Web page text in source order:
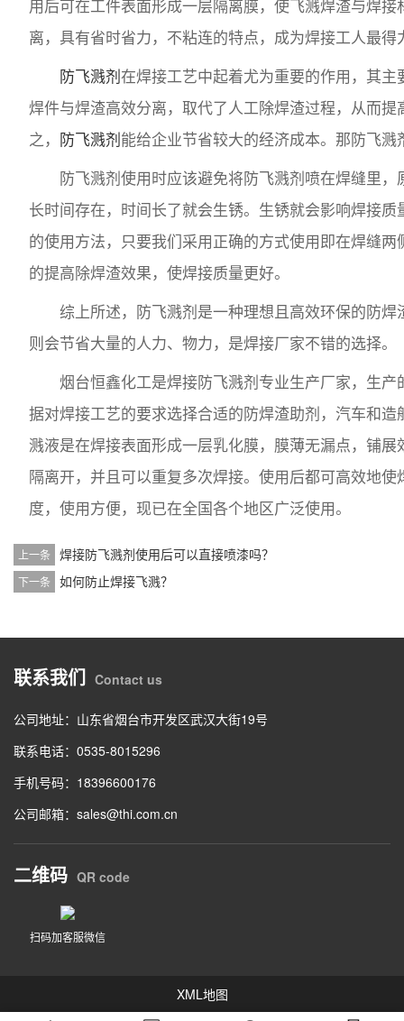
用后可在工件表面形成一层隔离膜，使飞溅焊渣与焊接
离，具有省时省力，不粘连的特点，成为焊接工人最得
防飞溅剂 在焊接工艺中起着尤为重要的作用，其主
焊件与焊渣高效分离，取代了人工除焊渣过程，从而
之，
防飞溅剂 能给企业节省较大的经济成本。那防飞
防飞溅剂使用时应该避免将防飞溅剂喷在焊缝里
长时间存在，时间长了就会生锈。生锈就会影响焊接
的使用方法，只要我们采用正确的方式使用即在焊缝
的提高除焊渣效果，使焊接质量更好。
综上所述，防飞溅剂是一种理想且高效环保的防
则会节省大量的人力、物力，是焊接厂家不错的选择。
烟台恒鑫化工是焊接防飞溅剂 专业生产厂家，生产
据对焊接工艺的要求选择合适的防焊渣助剂，汽车和造
溅液是在焊接表面形成一层乳化膜，膜薄无漏点，铺
隔离开，并且可以重复多次焊接。使用后都可高效地
度，使用方便，现已在全国各个地区广泛使用。
上一条 焊接防飞溅剂使用后可以直接喷漆吗？
下一条 如何防止焊接飞溅？
联系我们 Contact us
公司地址：山东省烟台市开发区武汉大街19号
联系电话：0535-8015296
手机号码：18396600176
公司邮箱：sales@thi.com.cn
二维码 QR code
扫码加客服微信
XML地图